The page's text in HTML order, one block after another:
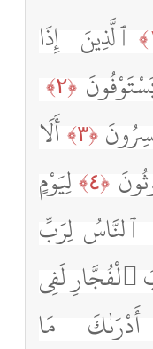
ٱلَّذِينَ إِذَا
﴿٢﴾
﴿٣﴾
أَلَا
﴿٤﴾
لِيَوْمٍ
ٱلنَّاسُ لِرَبِّ
ٱلْفُجَّارِ لَفِى
مَا